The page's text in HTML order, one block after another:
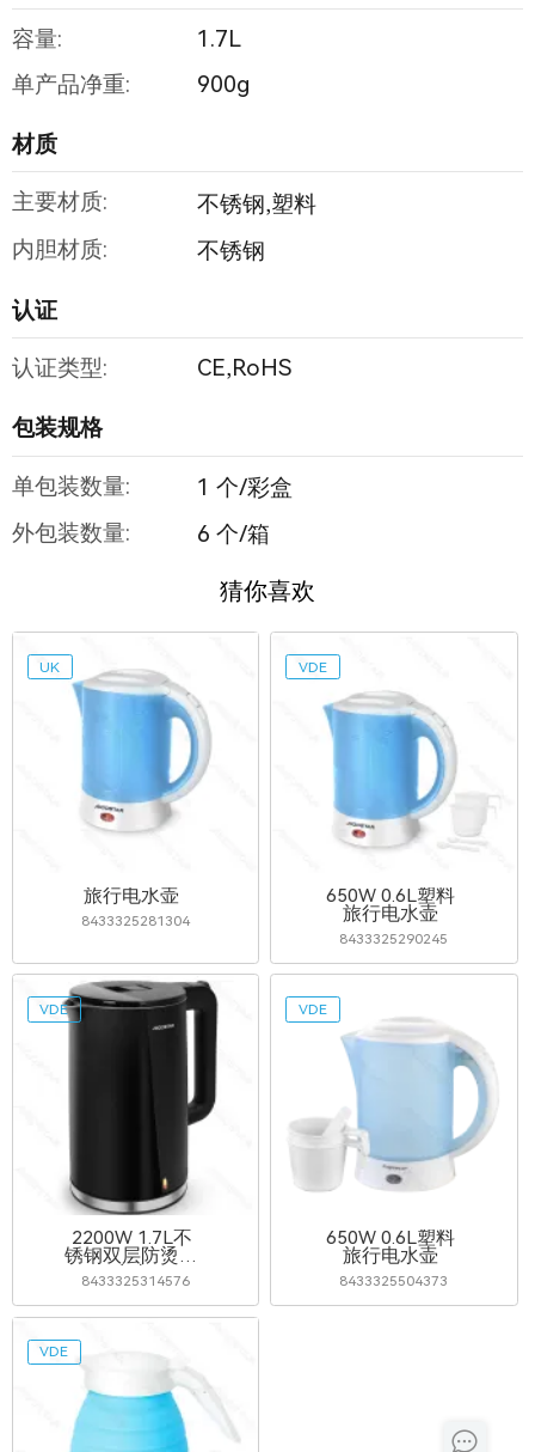
容量:
1.7L
单产品净重:
900g
材质
主要材质:
不锈钢,塑料
内胆材质:
不锈钢
认证
认证类型: CE,RoHS
包装规格
单包装数量:
1 个/彩盒
外包装数量:
6 个/箱
猜你喜欢
旅行电水壶
8433325281304
UK
650W 0.6L塑料
旅行电水壶
8433325290245
VDE
2200W 1.7L不
锈钢双层防烫电
水壶
8433325314576
VDE
650W 0.6L塑料
旅行电水壶
8433325504373
VDE
VDE